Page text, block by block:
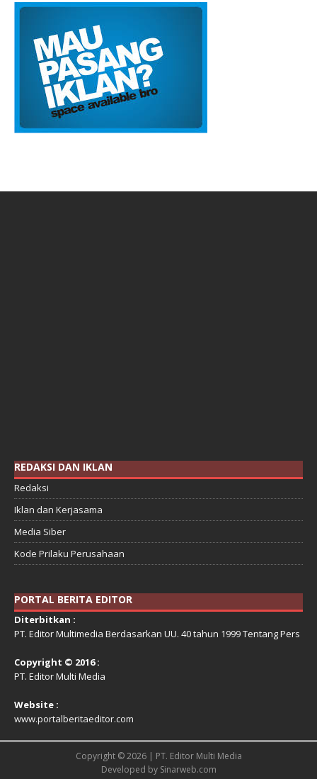
REDAKSI DAN IKLAN
Redaksi
Iklan dan Kerjasama
Media Siber
Kode Prilaku Perusahaan
PORTAL BERITA EDITOR
Diterbitkan :
PT. Editor Multimedia Berdasarkan UU. 40 tahun 1999 Tentang Pers
Copyright © 2016 :
PT. Editor Multi Media
Website :
www.portalberitaeditor.com
Copyright © 2026 | PT. Editor Multi Media
Developed by Sinarweb.com